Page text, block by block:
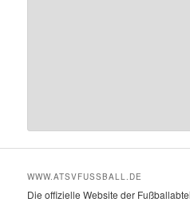
WWW.ATSVFUSSBALL.DE
Die offizielle Website der